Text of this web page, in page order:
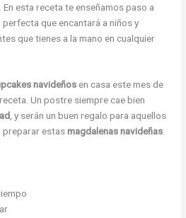
esta receta te enseñamos paso a
que encantará a niños y
que tienes a la mano en cualquier
navideños en casa este mes de
Un postre siempre cae bien
, y serán un buen regalo para aquellos
preparar estasmagdalenas navideñas.